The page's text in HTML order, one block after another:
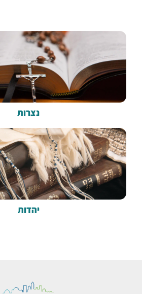
נצרות
יהדות